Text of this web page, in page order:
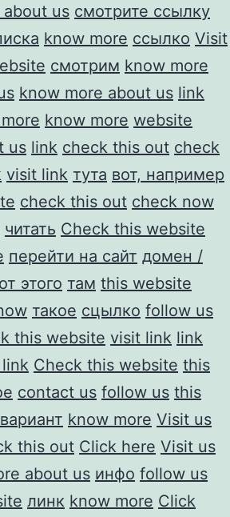
us смотрите ссылку
know more ссылко Visit
смотрим know more
know more about us link
know more website
us link check this out check
visit link тута вот, например
check this out check now
читать Check this website
перейти на сайт домен /
этого там this website
такое сцылко follow us
this website visit link link
Check this website this
contact us follow us this
вариант know more Visit us
this out Click here Visit us
about us инфо follow us
линк know more Click